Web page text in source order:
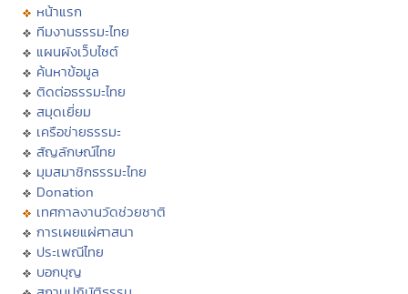
หน้าแรก
ทีมงานธรรมะไทย
แผนผังเว็บไซต์
ค้นหาข้อมูล
ติดต่อธรรมะไทย
สมุดเยี่ยม
เครือข่ายธรรมะ
สัญลักษณ์ไทย
มุมสมาชิกธรรมะไทย
Donation
เทศกาลงานวัดช่วยชาติ
การเผยแผ่ศาสนา
ประเพณีไทย
บอกบุญ